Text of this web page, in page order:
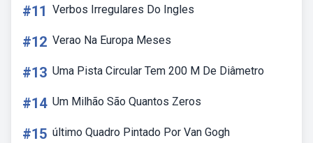
#11 Verbos Irregulares Do Ingles
#12 Verao Na Europa Meses
#13 Uma Pista Circular Tem 200 M De Diâmetro
#14 Um Milhão São Quantos Zeros
#15 último Quadro Pintado Por Van Gogh